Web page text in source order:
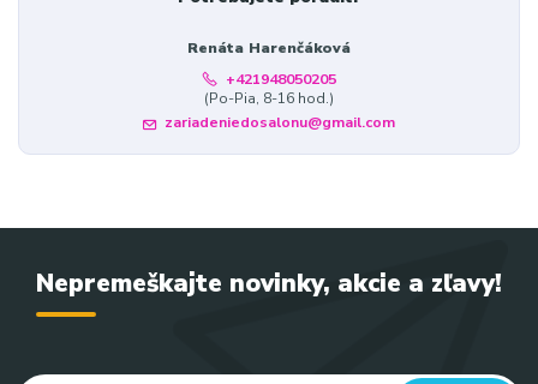
Renáta Harenčáková
+421948050205
(Po-Pia, 8-16 hod.)
zariadeniedosalonu@gmail.com
Nepremeškajte novinky, akcie a zľavy!